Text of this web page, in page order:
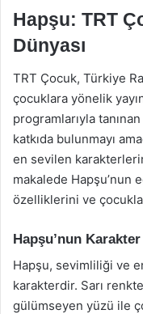
Hapşu: TRT
Dünyası
TRT Çocuk, Türkiye
çocuklara yönelik
programlarıyla
katkıda bulunmayı
en sevilen
makalede Hapşu’nun
özelliklerini ve
Hapşu’nun
Hapşu, sevimliliği ve
karakterdir. Sarı
gülümseyen yüzü ile